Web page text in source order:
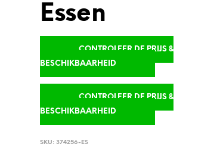
Essen
CONTROLEER DE PRIJS &
BESCHIKBAARHEID
CONTROLEER DE PRIJS &
BESCHIKBAARHEID
SKU:374256-ES